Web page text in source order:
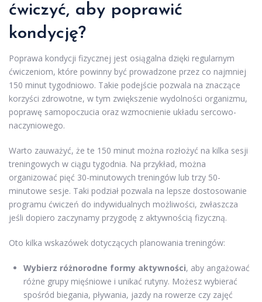
ćwiczyć, aby poprawić
kondycję?
Poprawa kondycji fizycznej jest osiągalna dzięki regularnym
ćwiczeniom, które powinny być prowadzone przez co najmniej
150 minut tygodniowo. Takie podejście pozwala na znaczące
korzyści zdrowotne, w tym zwiększenie wydolności organizmu,
poprawę samopoczucia oraz wzmocnienie układu sercowo-
naczyniowego.
Warto zauważyć, że te 150 minut można rozłożyć na kilka sesji
treningowych w ciągu tygodnia. Na przykład, można
organizować pięć 30-minutowych treningów lub trzy 50-
minutowe sesje. Taki podział pozwala na lepsze dostosowanie
programu ćwiczeń do indywidualnych możliwości, zwłaszcza
jeśli dopiero zaczynamy przygodę z aktywnością fizyczną.
Oto kilka wskazówek dotyczących planowania treningów:
Wybierz różnorodne formy aktywności, aby angażować
różne grupy mięśniowe i unikać rutyny. Możesz wybierać
spośród biegania, pływania, jazdy na rowerze czy zajęć